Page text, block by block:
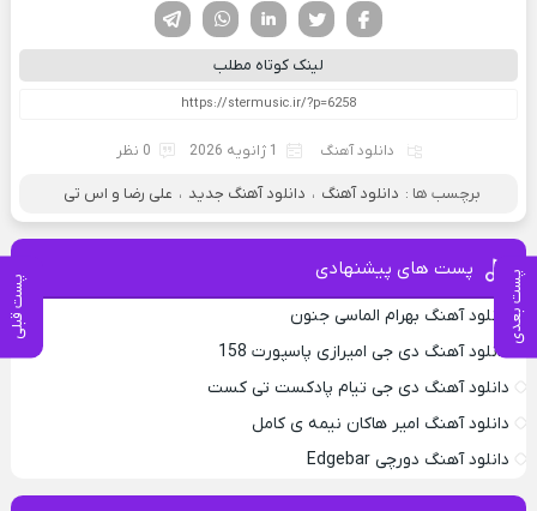
پست بعدی پست قبلی
لینکدین تویتر
فیسوک
لینک کوتاه مطلب
دانلود آهنگ 1 ژانویه 2026 0 نظر
برچسب ها : دانلود آهنگ ، دانلود آهنگ جدید ، علی رضا و اس تی
پست های پیشنهادی
دانلود آهنگ بهرام الماسی جنون
دانلود آهنگ دی جی امیرازی پاسپورت 158
دانلود آهنگ دی جی تیام پادکست تی کست
دانلود آهنگ امیر هاکان نیمه ی کامل
دانلود آهنگ دورچی Edgebar